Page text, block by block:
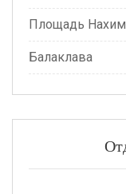
Площадь
Балаклава